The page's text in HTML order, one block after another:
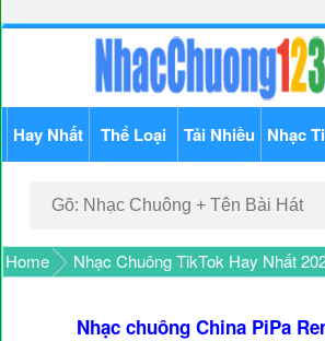
Hay Nhất Thể Loại Tải Nhiều Nhạc
Home Nhạc Chuông TikTok Hay Nhất
Nhạc chuông China PiPa